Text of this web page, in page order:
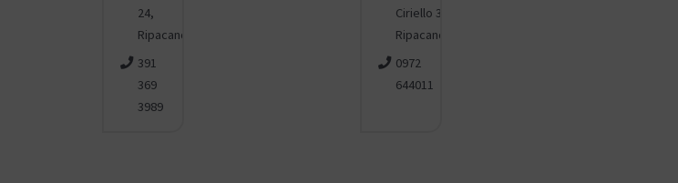
24,
Ripacandida
391
369
3989
Ciriello 32,
Ripacandida
0972
644011